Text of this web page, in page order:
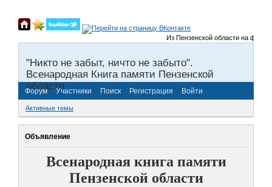
Из Пензенской области на
"Никто не забыт, ничто не забыто".
Всенародная Книга памяти Пензенской
области.
Форум Участники Поиск Регистрация Войти
Активные темы
Объявление
Всенародная книга памяти
Пензенской области